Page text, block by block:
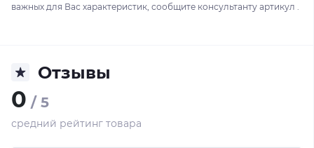
важных для Вас характеристик, сообщите консультанту артикул .
Отзывы
0 / 5
средний рейтинг товара